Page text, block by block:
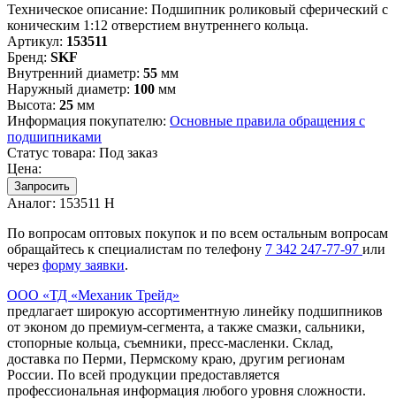
Техническое описание: Подшипник роликовый сферический с
коническим 1:12 отверстием внутреннего кольца.
Артикул: 153511
Бренд: SKF
Внутренний диаметр: 55 мм
Наружный диаметр: 100 мм
Высота: 25 мм
Информация покупателю: Основные правила обращения с
подшипниками
Статус товара: Под заказ
Цена:
Запросить
Аналог: 153511 Н
По вопросам оптовых покупок и по всем остальным вопросам
обращайтесь к специалистам по телефону 7 342 247-77-97 или
через форму заявки.
ООО «ТД «Механик Трейд»
предлагает широкую ассортиментную линейку подшипников
от эконом до премиум-сегмента, а также смазки, сальники,
стопорные кольца, съемники, пресс-масленки. Склад,
доставка по Перми, Пермскому краю, другим регионам
России. По всей продукции предоставляется
профессиональная информация любого уровня сложности.